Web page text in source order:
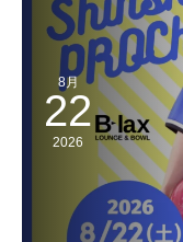
8月
22
2026